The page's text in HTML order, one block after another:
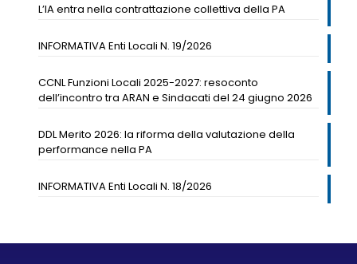
L’IA entra nella contrattazione collettiva della PA
INFORMATIVA Enti Locali N. 19/2026
CCNL Funzioni Locali 2025-2027: resoconto
dell’incontro tra ARAN e Sindacati del 24 giugno 2026
DDL Merito 2026: la riforma della valutazione della
performance nella PA
INFORMATIVA Enti Locali N. 18/2026